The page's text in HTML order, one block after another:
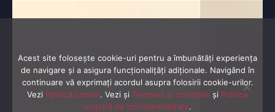
Acest site folosește cookie-uri pentru a îmbunătăți experiența
de navigare și a asigura funcționalițăți adiționale. Navigând în
continuare vă exprimaţi acordul asupra folosirii cookie-urilor.
Vezi Politică cookie. Vezi și Termenii și condițiile și Politica
noastră de confidentialitate.